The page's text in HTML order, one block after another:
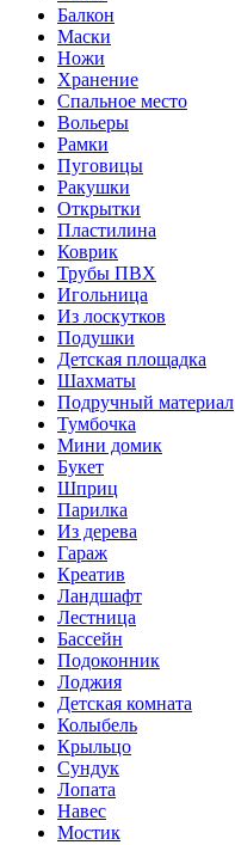
Балкон
Маски
Ножи
Хранение
Спальное место
Вольеры
Рамки
Пуговицы
Ракушки
Открытки
Пластилина
Коврик
Трубы ПВХ
Игольница
Из лоскутков
Подушки
Детская площадка
Шахматы
Подручный материал
Тумбочка
Мини домик
Букет
Шприц
Парилка
Из дерева
Гараж
Креатив
Ландшафт
Лестница
Бассейн
Подоконник
Лоджия
Детская комната
Колыбель
Крыльцо
Сундук
Лопата
Навес
Мостик